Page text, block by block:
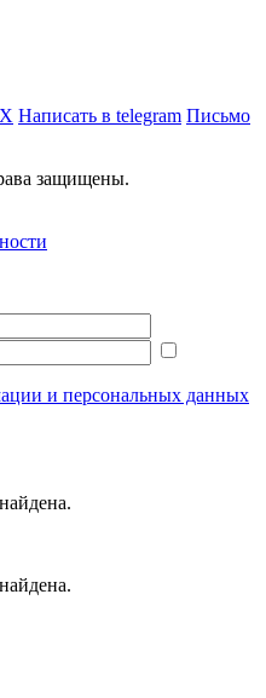
Написать в telegram Письмо
защищены.
и персональных данных